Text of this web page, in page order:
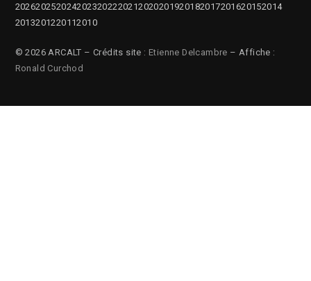
2026202520242023202220212020201920182017201620152014
2013201220112010
© 2026 ARCALT – Crédits site : Etienne Delcambre – Affiche :
Ronald Curchod